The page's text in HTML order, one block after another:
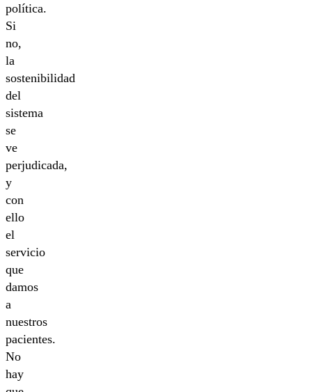
política.
Si
no,
la
sostenibilidad
del
sistema
se
ve
perjudicada,
y
con
ello
el
servicio
que
damos
a
nuestros
pacientes.
No
hay